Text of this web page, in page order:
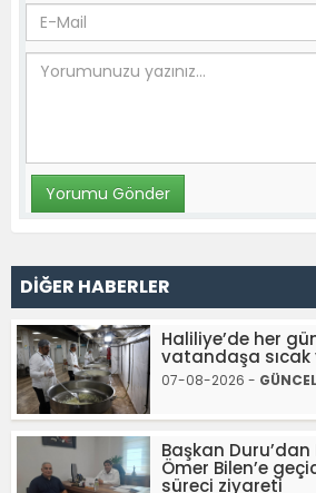
DİĞER HABERLER
Haliliye’de her
vatandaşa sıcak
07-08-2026 - GÜNCEL
Başkan Duru’dan
Ömer Bilen’e
süreci ziyareti